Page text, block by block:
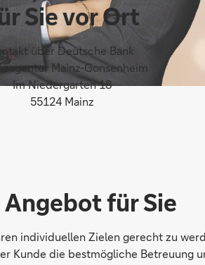
Sie vor Ort
über Deutsche Bank
Mainz-Gonsenheim
Im Niedergarten 18
55124 Mainz
Angebot für Sie
individuellen Zielen gerecht zu
Kunde die bestmögliche